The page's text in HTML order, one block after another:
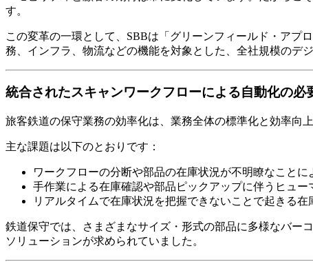
す。
この変革の一環として、SBBは「グリーンフィールド・アプ
務、インフラ、物流などの機能を対象とした、全社規模のデ
統合されたスキャンワークフローによる自動化の必
旅客鉄道の保守業務の効率化は、業務全体の標準化と効率向
主な課題は以下のとおりです：
ワークフローの分断や部品の在庫状況が不明瞭なこと
手作業による在庫確認や部品ピックアップに伴うヒュー
リアルタイムで在庫状況を把握できないことで起きる在
鉄道保守では、さまざまなサイズ・形式の部品に多様なバー
ソリューションが求められていました。